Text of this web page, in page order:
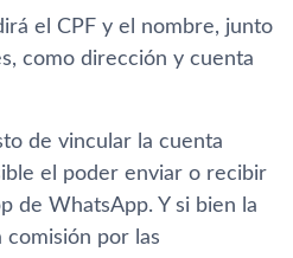
el CPF y el nombre, junto
como dirección y cuenta
de vincular la cuenta
el poder enviar o recibir
de WhatsApp. Y si bien la
comisión por las